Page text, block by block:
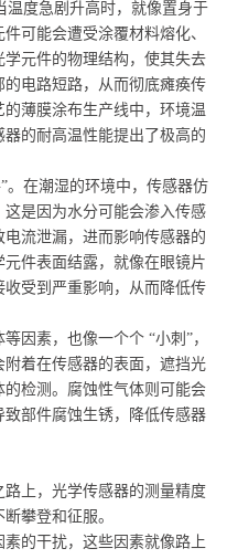
温度急剧升高时，就像置身于
可能会遭受涂覆材料熔化、
元件的物理结构，使其失去
电路短路，从而彻底瘫痪传
薄膜涂布生产线中，环境温
的耐高温性能提出了极高的
。在潮湿的环境中，传感器仿
是因为水分可能会渗入传感
流泄漏，进而影响传感器的
件表面结露，就像在眼镜片
收受到严重影响，从而降低传
因素，也像一个个 “小刺”，
着在传感器的表面，遮挡光
检测。腐蚀性气体则可能会
部件腐蚀生锈，降低传感器
上，光学传感器的测量精度
攀登和征服。
的干扰，这些因素就像路上